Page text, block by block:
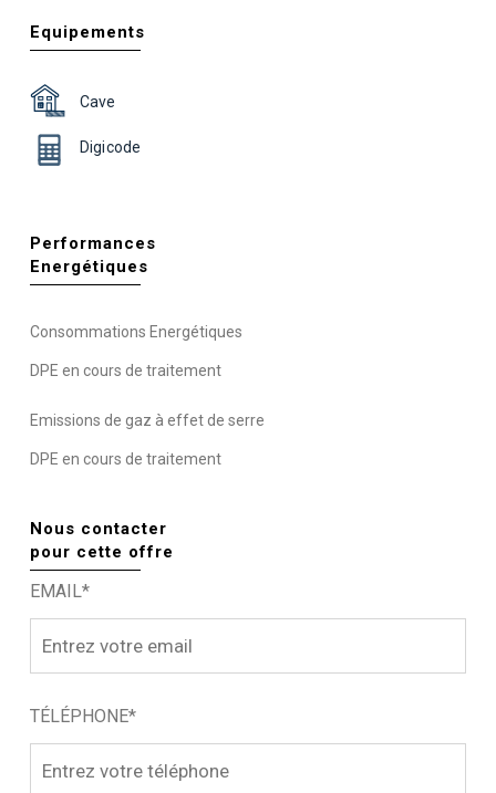
Equipements
Cave
Digicode
Performances
Energétiques
Consommations Energétiques
DPE en cours de traitement
Emissions de gaz à effet de serre
DPE en cours de traitement
Nous contacter
pour cette offre
EMAIL*
TÉLÉPHONE*